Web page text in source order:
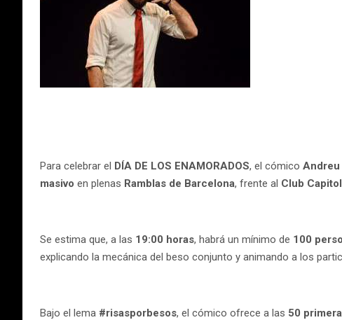
Para celebrar el DÍA DE LOS ENAMORADOS, el cómico Andreu
masivo en plenas Ramblas de Barcelona, frente al Club Capitol
Se estima que, a las 19:00 horas, habrá un mínimo de 100
explicando la mecánica del beso conjunto y animando a los
Bajo el lema #risasporbesos, el cómico ofrece a las 50